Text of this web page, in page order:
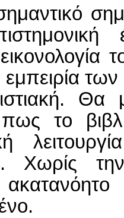
εμπειρία
το
Χωρίς